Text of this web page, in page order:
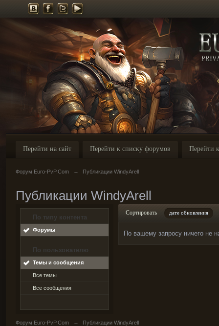
Перейти на сайт Перейти к списку форумов Перейти
Форум Euro-PvP.Com → Публикации WindyArell
Публикации WindyArell
По типу контента
Форумы
По пользователю
Темы и сообщения
Все темы
Все сообщения
Сортировать дате обновления
По вашему запросу ничего не
Форум Euro-PvP.Com → Публикации WindyArell